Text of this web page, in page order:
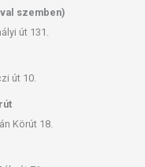
szemben)
út 131.
út 10.
Körút 18.